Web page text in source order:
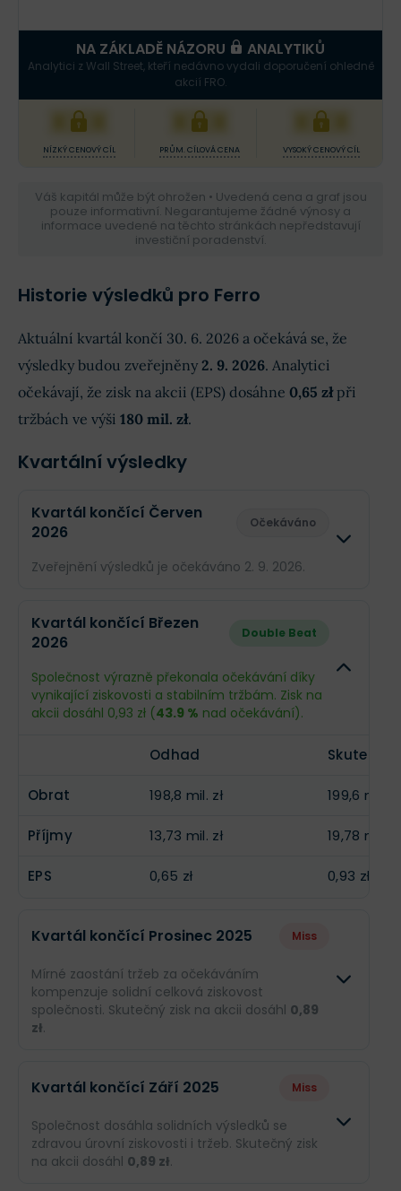
NA ZÁKLADĚ NÁZORU ANALYTIKŮ
Analytici z Wall Street, kteří nedávno vydali doporučení ohledně
akcií FRO.
XXX
NÍZKÝ CENOVÝ CÍL
XXX
PRŮM. CÍLOVÁ CENA
XXX
VYSOKÝ CENOVÝ CÍL
Váš kapitál může být ohrožen • Uvedená cena a graf jsou
pouze informativní. Negarantujeme žádné výnosy a
informace uvedené na těchto stránkách nepředstavují
investiční poradenství.
Historie výsledků pro Ferro
Aktuální kvartál končí 30. 6. 2026 a očekává se, že
výsledky budou zveřejněny 2. 9. 2026. Analytici
očekávají, že zisk na akcii (EPS) dosáhne 0,65 złpři
tržbách ve výši 180 mil. zł.
Kvartální výsledky
Kvartál končící Červen
2026
Očekáváno
Zveřejnění výsledků je očekáváno 2. 9. 2026.
Obrat
Příjmy 13,73 mil. zł
Kvartál končící Březen
2026
Double Beat
Společnost výrazně překonala očekávání díky
vynikající ziskovosti a stabilním tržbám. Zisk na
akcii dosáhl 0,93 zł (43.9 % nad očekávání).
Odhad
Obrat 198,8 mil. zł 199,6 mil. zł
Příjmy 13,73 mil. zł 19,78 mil. zł
EPS 0,65 zł 0,93 zł
Kvartál končící Prosinec 2025 Miss
Mírné zaostání tržeb za očekáváním
kompenzuje solidní celková ziskovost
společnosti. Skutečný zisk na akcii dosáhl 0,89
zł.
Příjmy --
Kvartál končící Září 2025 Miss
Společnost dosáhla solidních výsledků se
zdravou úrovní ziskovosti i tržeb. Skutečný zisk
na akcii dosáhl 0,89 zł.